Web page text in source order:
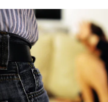
sport
berlin
nord
wahrheit
verlag